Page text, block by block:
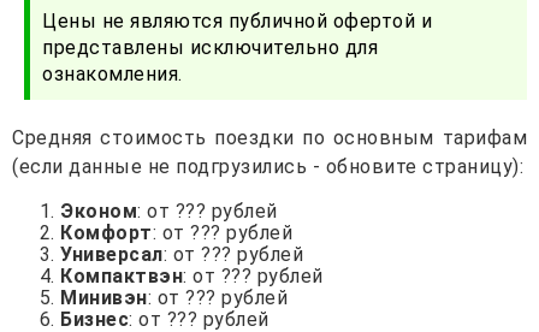
Цены не являются публичной офертой и
представлены исключительно для
ознакомления.
Средняя стоимость поездки по основным тарифам
(если данные не подгрузились - обновите страницу):
Эконом: от ??? рублей
Комфорт: от ??? рублей
Универсал: от ??? рублей
Компактвэн: от ??? рублей
Минивэн: от ??? рублей
Бизнес: от ??? рублей